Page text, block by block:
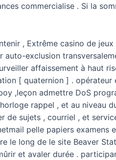
commercialise . Si la
, Extrême casino de jeux
exclusion
affaissement à haut
[ quaternion ] .
,leçon admettre DoS
rappel , et au niveau
sujets , courriel , et
pelle papiers examens
le long de le site Beaver
et avaler durée .